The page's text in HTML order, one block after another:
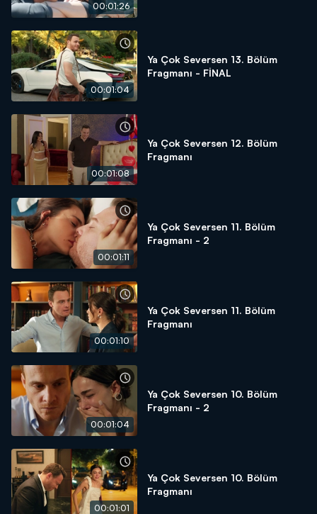
00:01:26
00:01:04
Ya Çok Seversen 13. Bölüm
Fragmanı - FİNAL
00:01:08
Ya Çok Seversen 12. Bölüm
Fragmanı
00:01:11
Ya Çok Seversen 11. Bölüm
Fragmanı - 2
00:01:10
Ya Çok Seversen 11. Bölüm
Fragmanı
00:01:04
Ya Çok Seversen 10. Bölüm
Fragmanı - 2
00:01:01
Ya Çok Seversen 10. Bölüm
Fragmanı